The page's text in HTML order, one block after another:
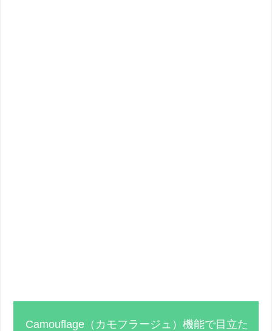
Camouflage（カモフラージュ）機能で目立た